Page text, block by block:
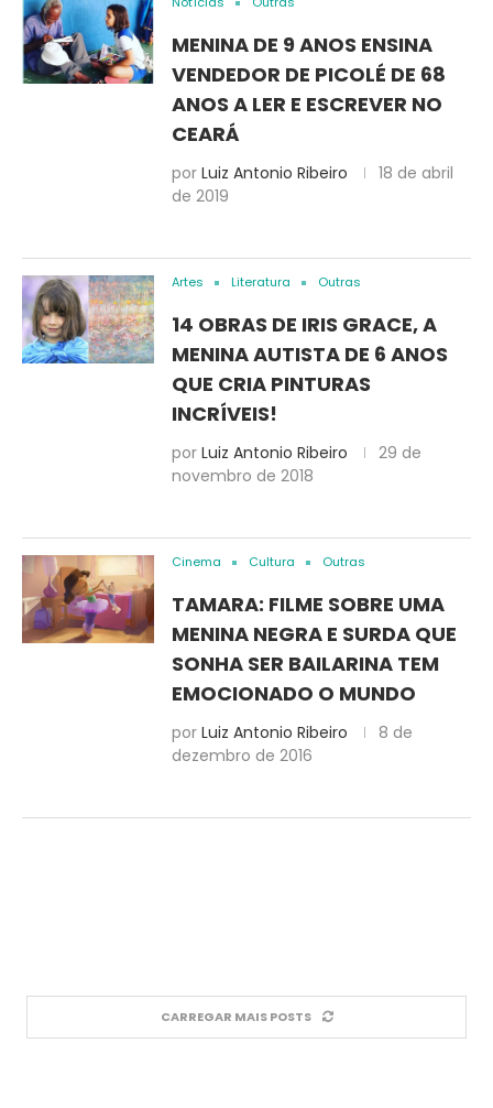
MENINA DE 9 ANOS ENSINA
VENDEDOR DE PICOLÉ DE 68
ANOS A LER E ESCREVER NO
CEARÁ
por Luiz Antonio Ribeiro
18 de abril
de 2019
Artes Literatura Outras
14 OBRAS DE IRIS GRACE, A
MENINA AUTISTA DE 6 ANOS
QUE CRIA PINTURAS
INCRÍVEIS!
por Luiz Antonio Ribeiro
29 de
novembro de 2018
Cinema Cultura Outras
TAMARA: FILME SOBRE UMA
MENINA NEGRA E SURDA QUE
SONHA SER BAILARINA TEM
EMOCIONADO O MUNDO
por Luiz Antonio Ribeiro
8 de
dezembro de 2016
CARREGAR MAIS POSTS